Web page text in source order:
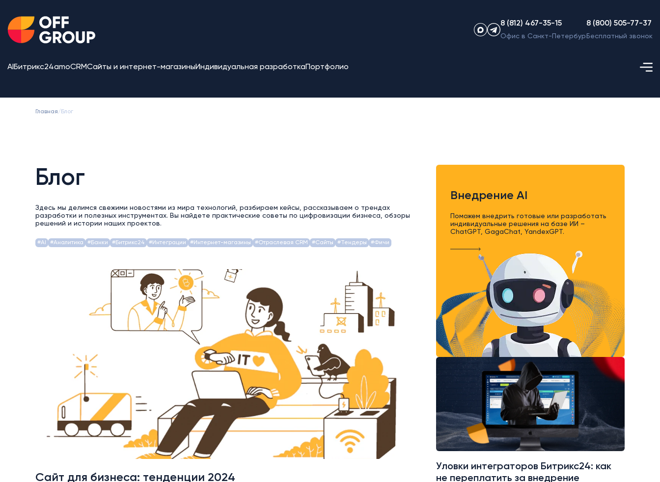
8 (812) 467-35-15
Офис в Санкт-Петербурге
8 (800) 505-77-37
Бесплатный звонок
AI Битрикс24amoCRMСайты и интернет-магазиныИндивидуальная разработкаПортфолио
Главная/ Блог
Блог
Здесь мы делимся свежими новостями из мира технологий, разбираем кейсы, рассказываем о трендах
разработки и полезных инструментах. Вы найдете практические советы по цифровизации бизнеса, обзоры
решений и истории наших проектов.
#AI #Аналитика #Банки #Битрикс24 #Интеграции #Интернет-магазины #Отраслевая CRM #Сайты #Тендеры #Фичи
Сайт для бизнеса: тенденции 2024
Внедрение AI
Поможем внедрить готовые или разработать
индивидуальные решения на базе ИИ –
ChatGPT, GagaChat, YandexGPT.
Уловки интеграторов Битрикс24: как
не переплатить за внедрение